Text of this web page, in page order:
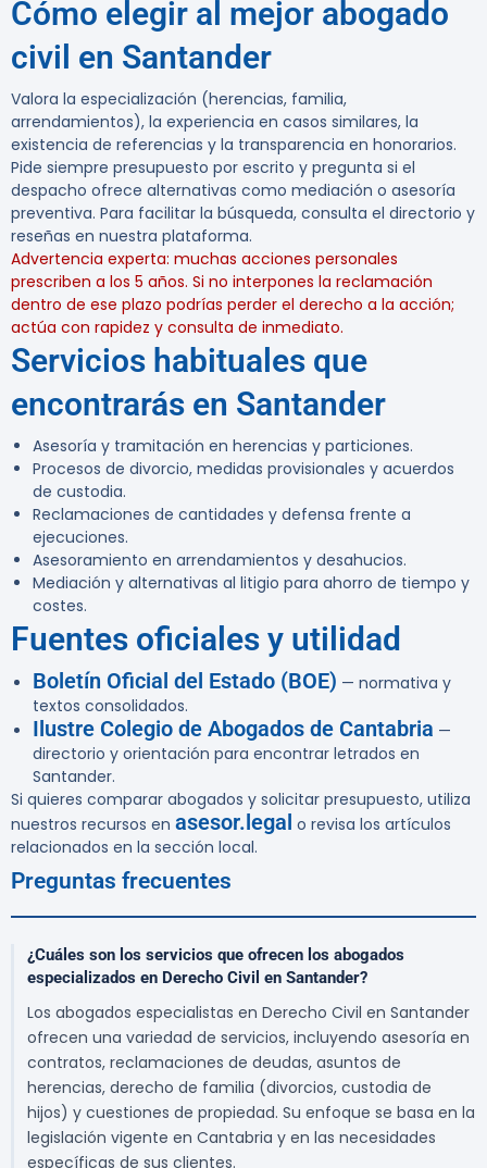
Cómo elegir al mejor abogado
civil en Santander
Valora la especialización (herencias, familia,
arrendamientos), la experiencia en casos similares, la
existencia de referencias y la transparencia en honorarios.
Pide siempre presupuesto por escrito y pregunta si el
despacho ofrece alternativas como mediación o asesoría
preventiva. Para facilitar la búsqueda, consulta el directorio y
reseñas en nuestra plataforma.
Advertencia experta: muchas acciones personales
prescriben a los 5 años. Si no interpones la reclamación
dentro de ese plazo podrías perder el derecho a la acción;
actúa con rapidez y consulta de inmediato.
Servicios habituales que
encontrarás en Santander
Asesoría y tramitación en herencias y particiones.
Procesos de divorcio, medidas provisionales y acuerdos
de custodia.
Reclamaciones de cantidades y defensa frente a
ejecuciones.
Asesoramiento en arrendamientos y desahucios.
Mediación y alternativas al litigio para ahorro de tiempo y
costes.
Fuentes oficiales y utilidad
Boletín Oficial del Estado (BOE) — normativa y
textos consolidados.
Ilustre Colegio de Abogados de Cantabria —
directorio y orientación para encontrar letrados en
Santander.
Si quieres comparar abogados y solicitar presupuesto, utiliza
nuestros recursos en asesor.legal o revisa los artículos
relacionados en la sección local.
Preguntas frecuentes
¿Cuáles son los servicios que ofrecen los abogados
especializados en Derecho Civil en Santander?
Los abogados especialistas en Derecho Civil en Santander
ofrecen una variedad de servicios, incluyendo asesoría en
contratos, reclamaciones de deudas, asuntos de
herencias, derecho de familia (divorcios, custodia de
hijos) y cuestiones de propiedad. Su enfoque se basa en la
legislación vigente en Cantabria y en las necesidades
específicas de sus clientes.